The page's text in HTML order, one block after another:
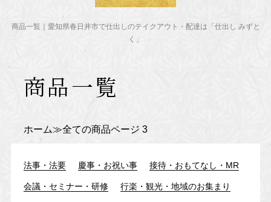
商品一覧｜愛知県春日井市で仕出しのテイクアウト・配達は「仕出し みずと
く」
商品一覧
ホーム 全ての商品ページ 3
法事・法要 慶事・お祝い事 接待・おもてなし・MR
会議・セミナー・研修 行楽・観光・地域のお集まり